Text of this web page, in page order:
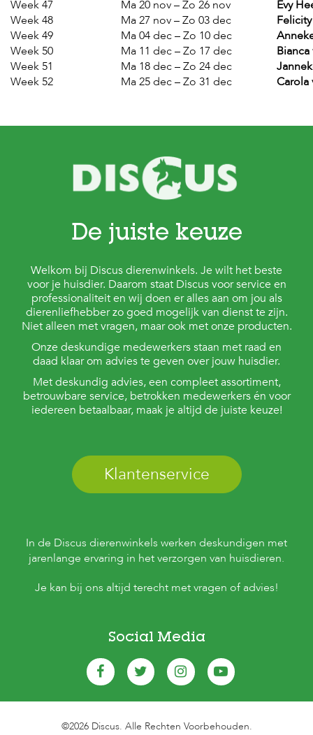
l
o
g
W
i
n
l
Week 47
Ma 20 nov – Zo 26 nov
Evy
Week 48
Ma 27 nov – Zo 03 dec
Week 49
Ma 04 dec – Zo 10 dec
Week 50
Ma 11 dec – Zo 17 dec
Week 51
Ma 18 dec – Zo 24 dec
Week 52
Ma 25 dec – Zo 31 dec Carola
De juiste keuze
Welkom bij Discus dierenwinkels. Je wilt het beste
voor je huisdier. Daarom staat Discus voor service en
professionaliteit en wij doen er alles aan om jou als
dierenliefhebber zo goed mogelijk van dienst te zijn.
Niet alleen met vragen, maar ook met onze producten.
Onze deskundige medewerkers staan met raad en
daad klaar om advies te geven over jouw huisdier.
Met deskundig advies, een compleet assortiment,
betrouwbare service, betrokken medewerkers én voor
iedereen betaalbaar, maak je altijd de juiste keuze!
Klantenservice
In de Discus dierenwinkels werken deskundigen met
jarenlange ervaring in het verzorgen van huisdieren.
Je kan bij ons altijd terecht met vragen of advies!
Social Media
©2026 Discus. Alle Rechten Voorbehouden.